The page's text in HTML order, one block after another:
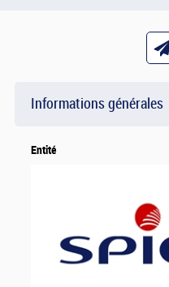
Informations générales
Entité